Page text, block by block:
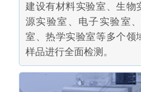
建设有材料实验室、生物
源实验室、电子实验室
室、热学实验室等多个领
样品进行全面检测。